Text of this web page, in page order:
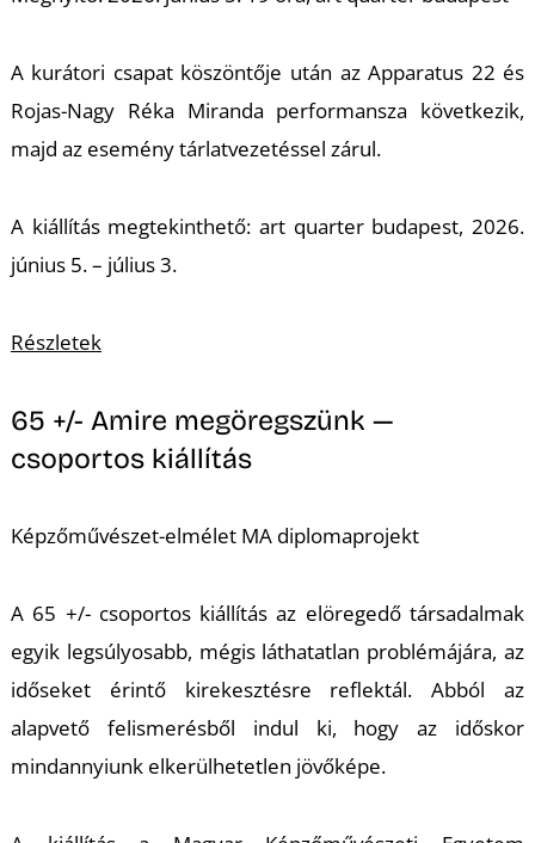
A kurátori csapat köszöntője után az Apparatus 22 és
Rojas-Nagy Réka Miranda performansza következik,
majd az esemény tárlatvezetéssel zárul.
A kiállítás megtekinthető: art quarter budapest, 2026.
június 5. – július 3.
Részletek
65 +/- Amire megöregszünk —
csoportos kiállítás
Képzőművészet-elmélet MA diplomaprojekt
A 65 +/- csoportos kiállítás az elöregedő társadalmak
egyik legsúlyosabb, mégis láthatatlan problémájára, az
időseket érintő kirekesztésre reflektál. Abból az
alapvető felismerésből indul ki, hogy az időskor
mindannyiunk elkerülhetetlen jövőképe.